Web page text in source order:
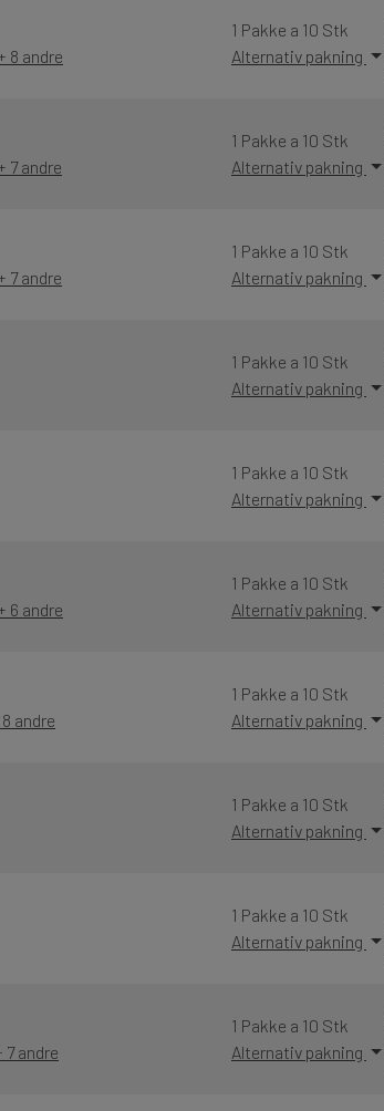
8 andre
1 Pakke a 10 Stk
Alternativ pakning
7 andre
1 Pakke a 10 Stk
Alternativ pakning
7 andre
1 Pakke a 10 Stk
Alternativ pakning
1 Pakke a 10 Stk
Alternativ pakning
1 Pakke a 10 Stk
Alternativ pakning
6 andre
1 Pakke a 10 Stk
Alternativ pakning
andre
1 Pakke a 10 Stk
Alternativ pakning
1 Pakke a 10 Stk
Alternativ pakning
1 Pakke a 10 Stk
Alternativ pakning
andre
1 Pakke a 10 Stk
Alternativ pakning